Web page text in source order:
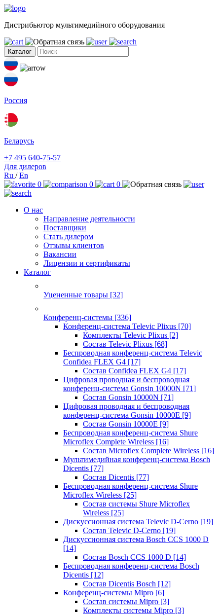
Дистрибьютор мультимедийного оборудования
Каталог
Россия
Беларусь
+7 495 640-75-57
Для дилеров
Ru /En
0
0 0
О нас
Направление деятельности
Поставщики
Стать дилером
Отзывы клиентов
Вакансии
Лицензии и сертификаты
Каталог
Уцененные товары [32]
Конференц-системы [336]
Конференц-система Televic Plixus [70]
Комплекты Televic Plixus [2]
Состав Televic Plixus [68]
Беспроводная конференц-система Televic
Confidea FLEX G4 [17]
Состав Confidea FLEX G4 [17]
Цифровая проводная и беспроводная
конференц-система Gonsin 10000N [71]
Состав Gonsin 10000N [71]
Цифровая проводная и беспроводная
конференц-система Gonsin 10000E [9]
Состав Gonsin 10000E [9]
Беспроводная конференц-система Shure
Microflex Complete Wireless [16]
Состав Microflex Complete Wireless [16]
Мультимедийная конференц-система Bosch
Dicentis [77]
Состав Dicentis [77]
Беспроводная конференц-система Shure
Microflex Wireless [25]
Состав системы Shure Microflex
Wireless [25]
Дискуссионная система Televic D-Cerno [19]
Состав Televic D-Cerno [19]
Дискуссионная система Bosch CCS 1000 D
[14]
Состав Bosch CCS 1000 D [14]
Беспроводная конференц-система Bosch
Dicentis [12]
Состав Dicentis Bosch [12]
Конференц-системы Mipro [6]
Состав системы Mipro [3]
Комплекты системы Mipro [3]